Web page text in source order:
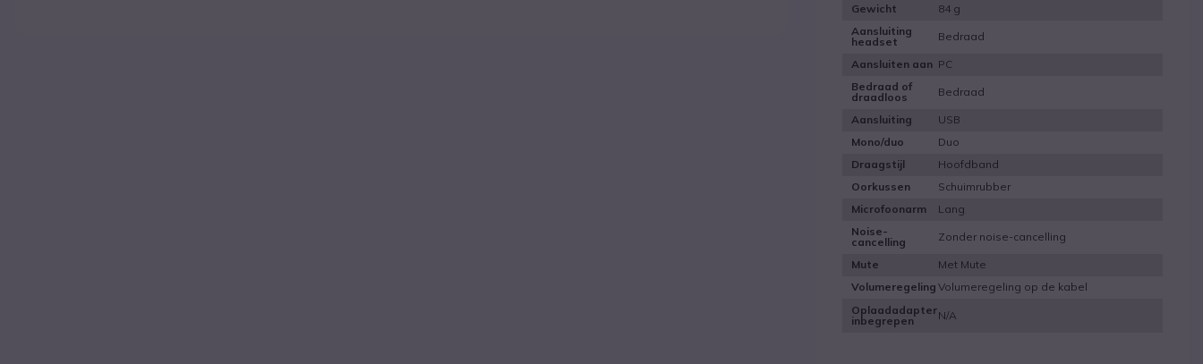
Gewicht
84 g
Aansluiting
headset
Bedraad
Aansluiten aan PC
Bedraad of
draadloos
Bedraad
Aansluiting
USB
Mono/duo
Duo
Draagstijl
Hoofdband
Oorkussen
Schuimrubber
Microfoonarm
Lang
Noise-
cancelling
Zonder noise-cancelling
Mute
Met Mute
Volumeregeling Volumeregeling op de kabel
Oplaadadapter
inbegrepen
N/A